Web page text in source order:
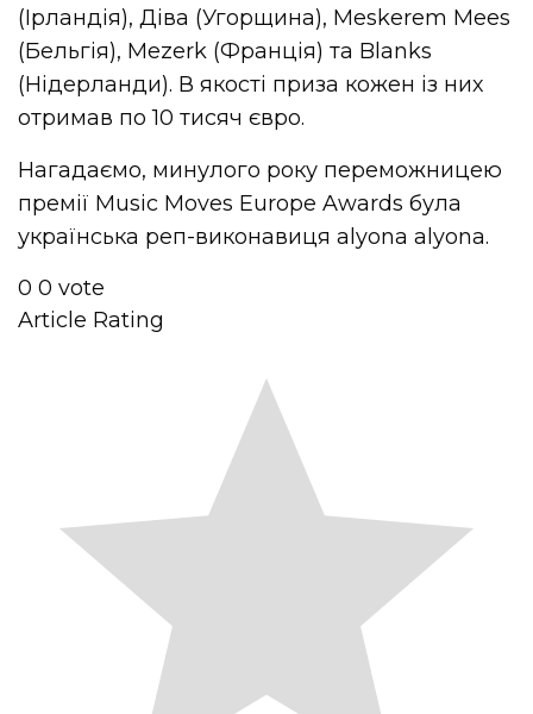
(Ірландія), Діва (Угорщина), Meskerem Mees
(Бельгія), Mezerk (Франція) та Blanks
(Нідерланди). В якості приза кожен із них
отримав по 10 тисяч євро.
Нагадаємо, минулого року переможницею
премії Music Moves Europe Awards була
українська реп-виконавиця alyona alyona.
0 0 vote
Article Rating